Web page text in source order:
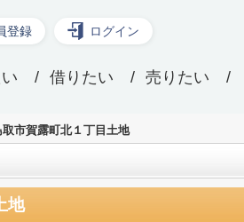
登録 ログイン
借りたい 売りたい
取市賀露町北１丁目土地
地